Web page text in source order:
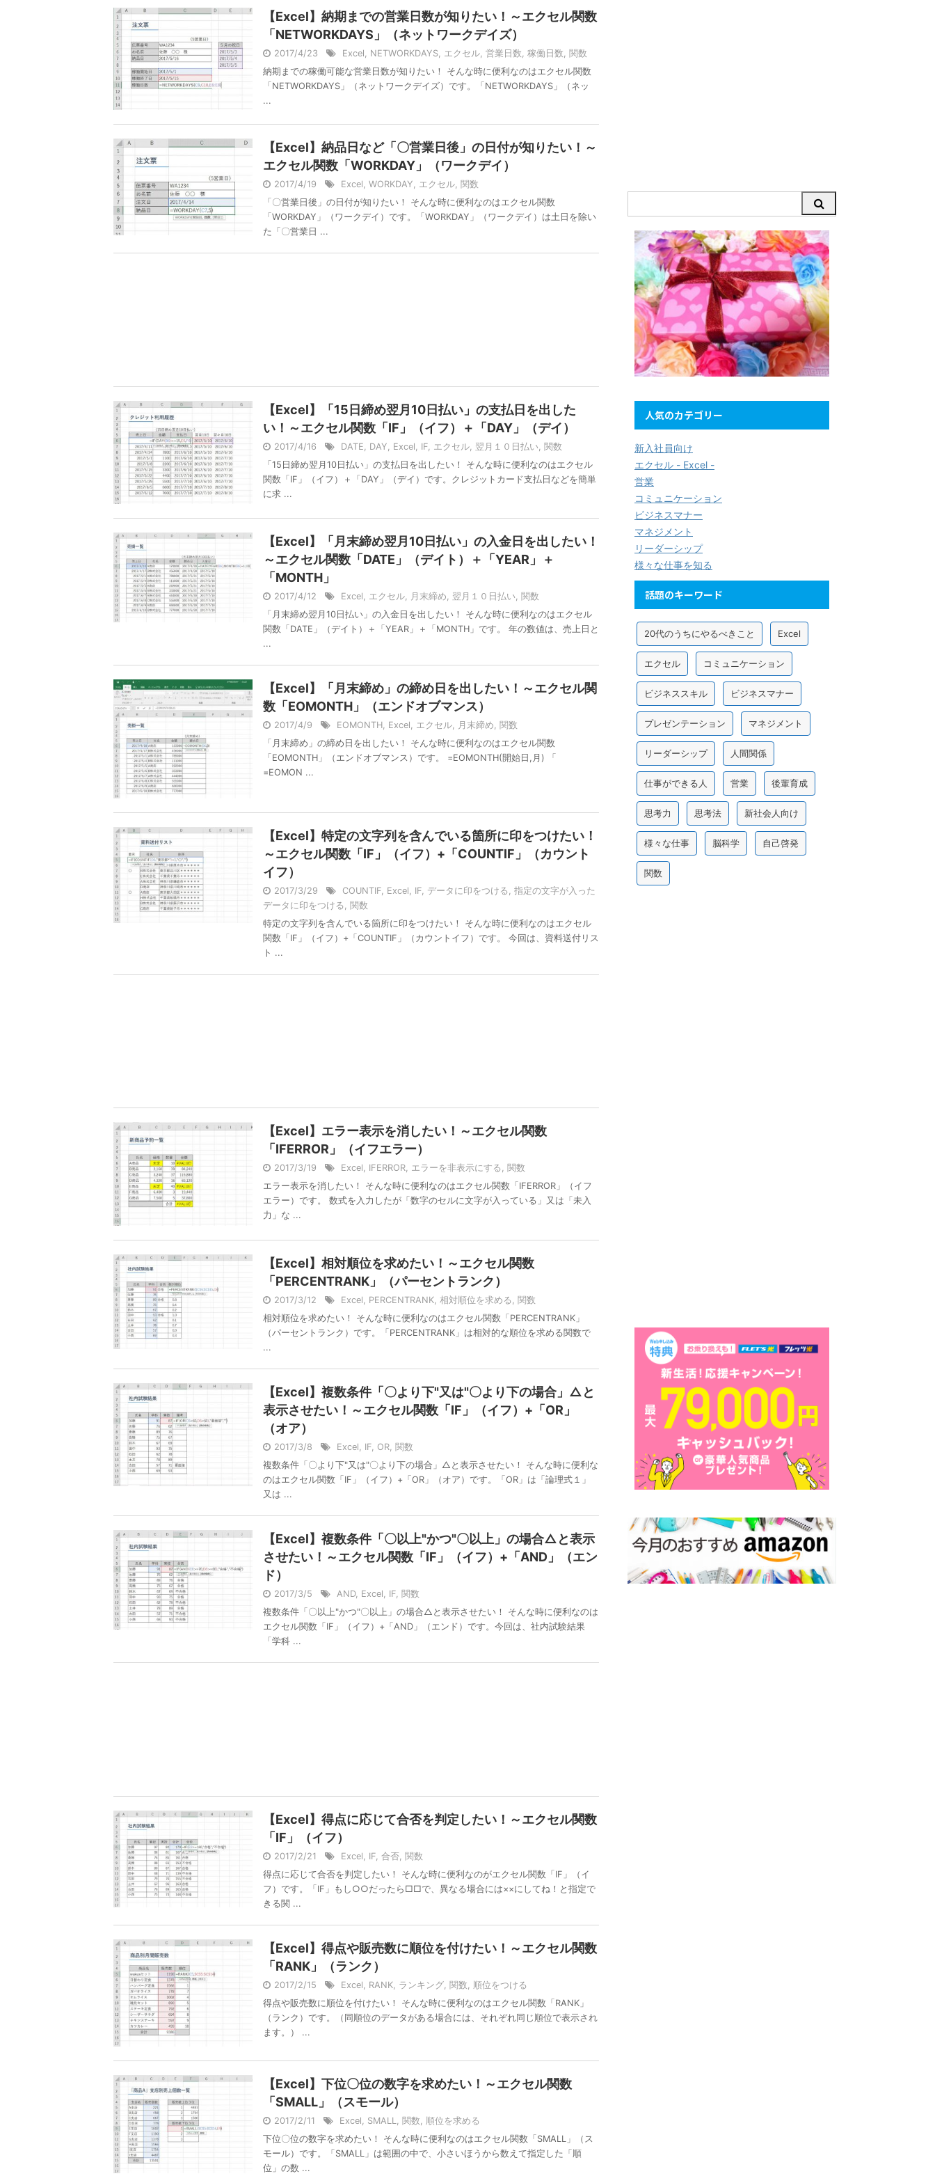
【Excel】納期までの営業日数が知りたい！～エクセル関数
「NETWORKDAYS」（ネットワークデイズ）
2017/4/23 Excel, NETWORKDAYS, エクセル, 営業日数, 稼働日数, 関数
納期までの稼働可能な営業日数が知りたい！ そんな時に便利なのはエクセル関数
「NETWORKDAYS」（ネットワークデイズ）です。「NETWORKDAYS」（ネッ
...
【Excel】納品日など「〇営業日後」の日付が知りたい！～
エクセル関数「WORKDAY」（ワークデイ）
2017/4/19 Excel WORKDAY エクセル 関数
「〇営業日後」の日付が知りたい！ そんな時に便利なのはエクセル関数
「WORKDAY」（ワークデイ）です。「WORKDAY」（ワークデイ）は土日を除い
た「〇営業日 ...
【Excel】「15日締め翌月10日払い」の支払日を出した
い！～エクセル関数「IF」（イフ）＋「DAY」（デイ）
2017/4/16 DATE DAY Excel IF エクセル 翌月１０日払い 関数
「15日締め翌月10日払い」の支払日を出したい！ そんな時に便利なのはエクセル
関数「IF」（イフ）＋「DAY」（デイ）です。クレジットカード支払日などを簡単
に求 ...
【Excel】「月末締め翌月10日払い」の入金日を出したい！
～エクセル関数「DATE」（デイト）＋「YEAR」＋
「MONTH」
2017/4/12 Excel, エクセル, 月末締め, 翌月１０日払い, 関数
「月末締め翌月10日払い」の入金日を出したい！ そんな時に便利なのはエクセル
関数「DATE」（デイト）＋「YEAR」＋「MONTH」です。 年の数値は、売上日と
...
【Excel】「月末締め」の締め日を出したい！～エクセル関
数「EOMONTH」（エンドオブマンス）
2017/4/9 EOMONTH, Excel, エクセル, 月末締め, 関数
「月末締め」の締め日を出したい！ そんな時に便利なのはエクセル関数
「EOMONTH」（エンドオブマンス）です。 =EOMONTH(開始日,月) 「
=EOMON ...
【Excel】特定の文字列を含んでいる箇所に印をつけたい！
～エクセル関数「IF」（イフ）+「COUNTIF」（カウント
イフ）
2017/3/29 COUNTIF Excel IF データに印をつける 指定の文字が入った
データに印をつける
関数
特定の文字列を含んでいる箇所に印をつけたい！ そんな時に便利なのはエクセル
関数「IF」（イフ）+「COUNTIF」（カウントイフ）です。 今回は、資料送付リス
ト ...
【Excel】エラー表示を消したい！～エクセル関数
「IFERROR」（イフエラー）
2017/3/19 Excel IFERROR エラーを非表示にする
関数
エラー表示を消したい！ そんな時に便利なのはエクセル関数「IFERROR」（イフ
エラー）です。 数式を入力したが「数字のセルに文字が入っている」又は「未入
力」な ...
【Excel】相対順位を求めたい！～エクセル関数
「PERCENTRANK」（パーセントランク）
2017/3/12 Excel, PERCENTRANK, 相対順位を求める, 関数
相対順位を求めたい！ そんな時に便利なのはエクセル関数「PERCENTRANK」
（パーセントランク）です。「PERCENTRANK」は相対的な順位を求める関数で
...
【Excel】複数条件「〇より下"又は"〇より下の場合」△と
表示させたい！～エクセル関数「IF」（イフ）+「OR」
（オア）
2017/3/8 Excel, IF, OR, 関数
複数条件「〇より下"又は"〇より下の場合」△と表示させたい！ そんな時に便利な
のはエクセル関数「IF」（イフ）+「OR」（オア）です。「OR」は「論理式１」
又は ...
【Excel】複数条件「〇以上"かつ"〇以上」の場合△と表示
させたい！～エクセル関数「IF」（イフ）+「AND」（エン
ド）
2017/3/5 AND, Excel, IF, 関数
複数条件「〇以上"かつ"〇以上」の場合△と表示させたい！ そんな時に便利なのは
エクセル関数「IF」（イフ）+「AND」（エンド）です。今回は、社内試験結果
「学科 ...
【Excel】得点に応じて合否を判定したい！～エクセル関数
「IF」（イフ）
2017/2/21 Excel, IF, 合否, 関数
得点に応じて合否を判定したい！ そんな時に便利なのがエクセル関数「IF」（イ
フ）です。「IF」もし○○だったら□□で、異なる場合には××にしてね！と指定で
きる関 ...
【Excel】得点や販売数に順位を付けたい！～エクセル関数
「RANK」（ランク）
2017/2/15 Excel, RANK, ランキング, 関数, 順位をつける
得点や販売数に順位を付けたい！ そんな時に便利なのはエクセル関数「RANK」
（ランク）です。（同順位のデータがある場合には、それぞれ同じ順位で表示され
ます。） ...
【Excel】下位〇位の数字を求めたい！～エクセル関数
「SMALL」（スモール）
2017/2/11 Excel SMALL 関数
順位を求める
下位〇位の数字を求めたい！ そんな時に便利なのはエクセル関数「SMALL」（ス
モール）です。「SMALL」は範囲の中で、小さいほうから数えて指定した「順
位」の数 ...
人気のカテゴリー
新入社員向け
エクセル - Excel -
営業
コミュニケーション
ビジネスマナー
マネジメント
リーダーシップ
様々な仕事を知る
話題のキーワード
20代のうちにやるべきこと Excel
エクセル コミュニケーション
ビジネススキル ビジネスマナー
プレゼンテーション マネジメント
リーダーシップ 人間関係
仕事ができる人 営業 後輩育成
思考力 思考法 新社会人向け
様々な仕事 脳科学 自己啓発
関数